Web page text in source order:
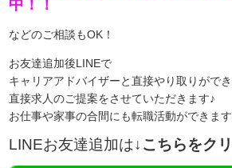
中！！
などのご相談もOK！
お友達追加後LINEで
キャリアアドバイザーと直接やり取りができ
直接求人のご提案をさせていただきます♪
お仕事や家事の合間にも転職活動ができま
LINEお友達追加は↓こちらをク